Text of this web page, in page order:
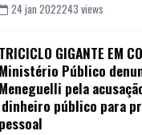
24 jan 2022243 views
TRICICLO GIGANTE EM
Ministério Público
Meneguelli pela
dinheiro público para
pessoal